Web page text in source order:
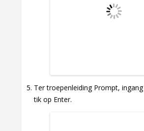
Ter troepenleiding Prompt, ingang
tik op Enter.